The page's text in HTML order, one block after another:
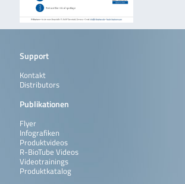
Support
Kontakt
Distributors
Publikationen
Flyer
Infografiken
Produktvideos
R-BioTube Videos
Videotrainings
Produktkatalog